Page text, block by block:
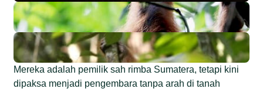
Mereka adalah pemilik sah rimba Sumatera, tetapi kini
dipaksa menjadi pengembara tanpa arah di tanah